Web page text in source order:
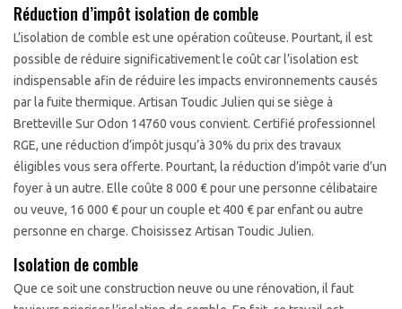
Réduction d’impôt isolation de comble
L’isolation de comble est une opération coûteuse. Pourtant, il est
possible de réduire significativement le coût car l’isolation est
indispensable afin de réduire les impacts environnements causés
par la fuite thermique. Artisan Toudic Julien qui se siège à
Bretteville Sur Odon 14760 vous convient. Certifié professionnel
RGE, une réduction d’impôt jusqu’à 30% du prix des travaux
éligibles vous sera offerte. Pourtant, la réduction d’impôt varie d’un
foyer à un autre. Elle coûte 8 000 € pour une personne célibataire
ou veuve, 16 000 € pour un couple et 400 € par enfant ou autre
personne en charge. Choisissez Artisan Toudic Julien.
Isolation de comble
Que ce soit une construction neuve ou une rénovation, il faut